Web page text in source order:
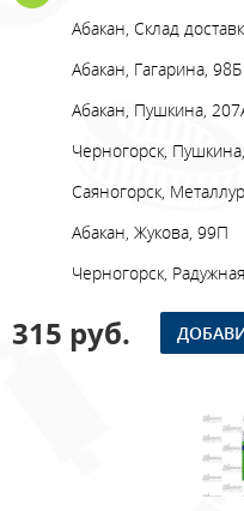
Абакан, Склад
Абакан, Гагарина, 98Б
Абакан, Пушкина,
Черногорск,
Саяногорск,
Абакан, Жукова, 99П
Черногорск,
315 руб.